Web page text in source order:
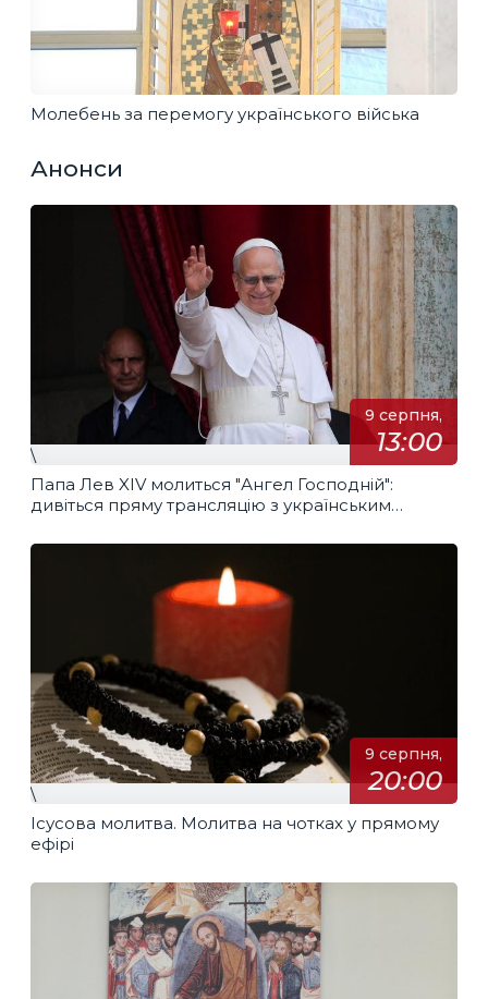
Молебень за перемогу українського війська
Анонси
9 серпня,
13:00
\
Папа Лев XIV молиться "Ангел Господній":
дивіться пряму трансляцію з українським
9 серпня,
20:00
\
Ісусова молитва. Молитва на чотках у прямому
ефірі